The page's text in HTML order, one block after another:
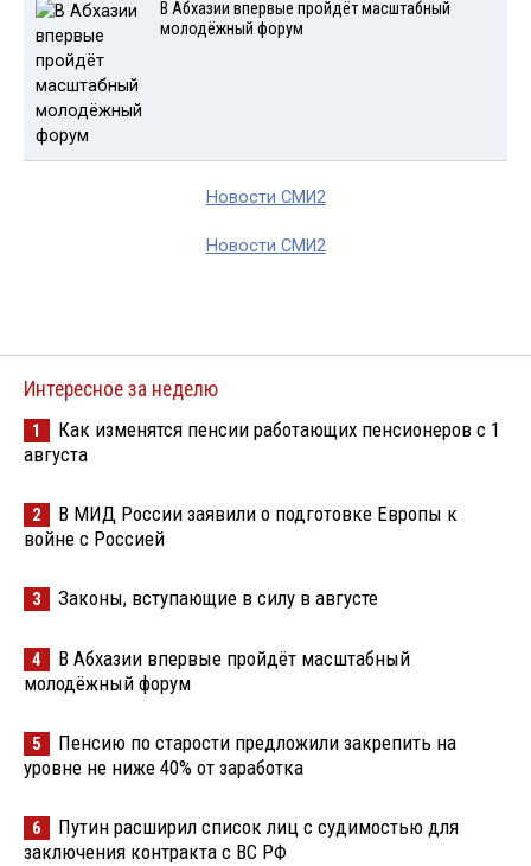
В Абхазии впервые пройдёт масштабный
молодёжный форум
Новости СМИ2
Новости СМИ2
Интересное за неделю
1
Как изменятся пенсии работающих пенсионеров с 1
августа
2
В МИД России заявили о подготовке Европы к
войне с Россией
3 Законы, вступающие в силу в августе
4
В Абхазии впервые пройдёт масштабный
молодёжный форум
5
Пенсию по старости предложили закрепить на
уровне не ниже 40% от заработка
6
Путин расширил список лиц с судимостью для
заключения контракта с ВС РФ